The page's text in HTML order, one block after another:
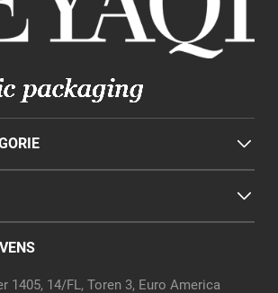
1405, 14/FL, Toren 3, Euro America